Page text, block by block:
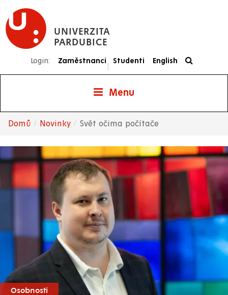
Přejít
hlavnímu
UNIVERZITA
PARDUBICE
Login: Zaměstnanci
|
Studenti English
Menu
navigace
Domů Novinky Svět očima počítače
Osobnosti